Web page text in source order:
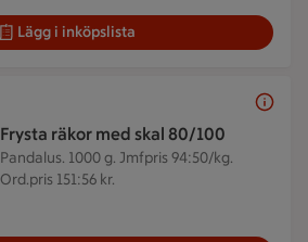
Lägg i inköpslista
Frysta räkor med skal 80/100
Pandalus. 1000 g. Jmfpris 94:50/kg.
Ord.pris 151:56 kr.